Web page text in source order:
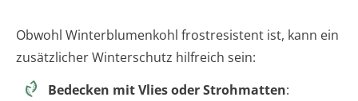
Obwohl Winterblumenkohl frostresistent ist, kann ein
zusätzlicher Winterschutz hilfreich sein:
Bedecken mit Vlies oder Strohmatten: